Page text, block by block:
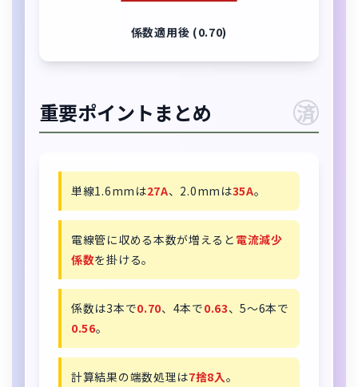
係数適用後 (0.70)
重要ポイントまとめ 済
単線1.6mmは27A、2.0mmは35A。
電線管に収める本数が増えると 電流減少
係数を掛ける。
係数は3本で0.70、4本で0.63、5〜6本で
0.56。
計算結果の端数処理は7捨8入。